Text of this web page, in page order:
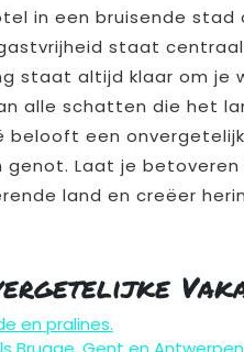
in een bruisende stad
staat
staat altijd klaar om je
alle schatten die het
belooft een
genot. Laat je
land en creëer
en pralines.